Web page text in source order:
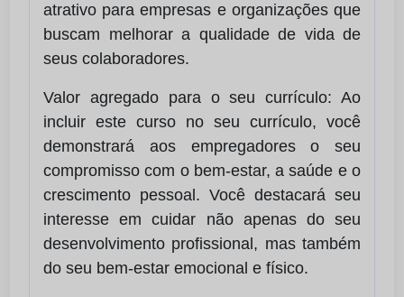
atrativo para empresas e organizações que
buscam melhorar a qualidade de vida de
seus colaboradores.
Valor agregado para o seu currículo: Ao
incluir este curso no seu currículo, você
demonstrará aos empregadores o seu
compromisso com o bem-estar, a saúde e o
crescimento pessoal. Você destacará seu
interesse em cuidar não apenas do seu
desenvolvimento profissional, mas também
do seu bem-estar emocional e físico.